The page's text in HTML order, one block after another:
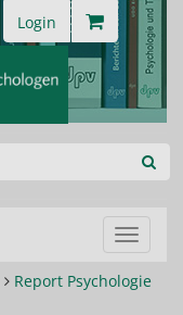
Login
ein-/
Report Psychologie